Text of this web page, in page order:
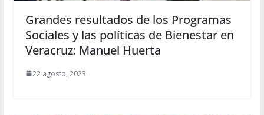
Grandes resultados de los Programas
Sociales y las políticas de Bienestar en
Veracruz: Manuel Huerta
22 agosto, 2023